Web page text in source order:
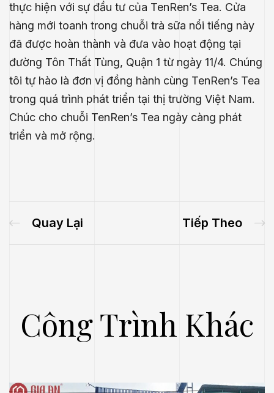
thực hiện với sự đầu tư của TenRen’s Tea. Cửa
hàng mới toanh trong chuỗi trà sữa nổi tiếng này
đã được hoàn thành và đưa vào hoạt động tại
đường Tôn Thất Tùng, Quận 1 từ ngày 11/4. Chúng
tôi tự hào là đơn vị đồng hành cùng TenRen’s Tea
trong quá trình phát triển tại thị trường Việt Nam.
Chúc cho chuỗi TenRen’s Tea ngày càng phát
triển và mở rộng.
Quay Lại Tiếp Theo
Công Trình Khác